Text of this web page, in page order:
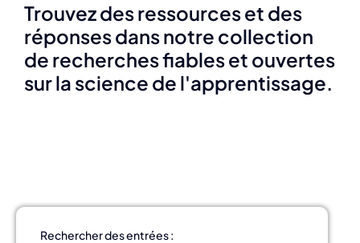
Bibliothèque de ressources
Scientifique du mois
Trouvez des ressources et des
réponses dans notre collection
de recherches fiables et ouvertes
sur la science de l'apprentissage.
Rechercher des entrées :